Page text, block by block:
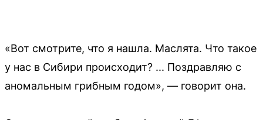
«Вот смотрите, что я нашла. Маслята. Что такое
у нас в Сибири происходит? ... Поздравляю с
аномальным грибным годом», — говорит она.